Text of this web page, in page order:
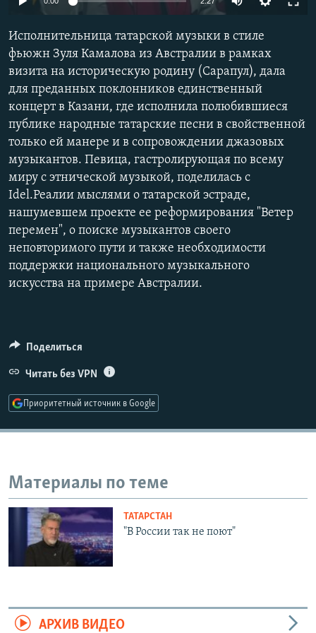
РАСПИСАНИЕ ВЕЩАНИЯ
ПОДПИШИТЕСЬ НА РАССЫЛКУ
СОЦИАЛЬНЫЕ СЕТИ
Все сайты РСЕ/РС
Исполнительница татарской музыки в стиле
фьюжн Зуля Камалова из Австралии в рамках
визита на историческую родину (Сарапул), дала
для преданных поклонников единственный
концерт в Казани, где исполнила полюбившиеся
публике народные татарские песни в свойственной
только ей манере и в сопровождении джазовых
музыкантов. Певица, гастролирующая по всему
миру с этнической музыкой, поделилась с
Idel.Реалии мыслями о татарской эстраде,
нашумевшем проекте ее реформирования "Ветер
перемен", о поиске музыкантов своего
неповторимого пути и также необходимости
поддержки национального музыкального
искусства на примере Австралии.
Поделиться
Читать без VPN
Приоритетный источник в Google
Материалы по теме
ТАТАРСТАН
"В России так не поют"
АРХИВ ВИДЕО